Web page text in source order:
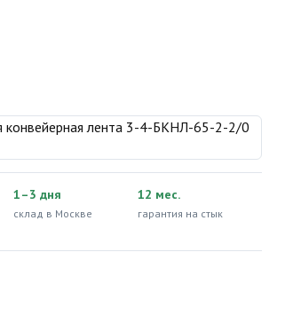
1–3 дня
склад в Москве
12 мес.
гарантия на стык